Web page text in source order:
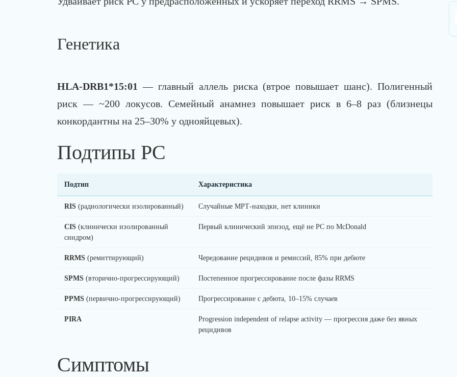
Генетика
HLA-DRB1*15:01 — главный аллель риска (втрое повышает шанс). Полигенный
риск — ~200 локусов. Семейный анамнез повышает риск в 6–8 раз (близнецы
конкордантны на 25–30% у однояйцевых).
Подтипы РС
Подтип Характеристика
RIS (радиологически изолированный) Случайные МРТ-находки, нет клиники
CIS (клинически изолированный
синдром)
Первый клинический эпизод, ещё не РС по McDonald
RRMS (ремиттирующий) Чередование рецидивов и ремиссий, 85% при дебюте
SPMS (вторично-прогрессирующий) Постепенное прогрессирование после фазы RRMS
PPMS (первично-прогрессирующий) Прогрессирование с дебюта, 10–15% случаев
PIRA
Progression independent of relapse activity — прогрессия даже без явных
рецидивов
Симптомы